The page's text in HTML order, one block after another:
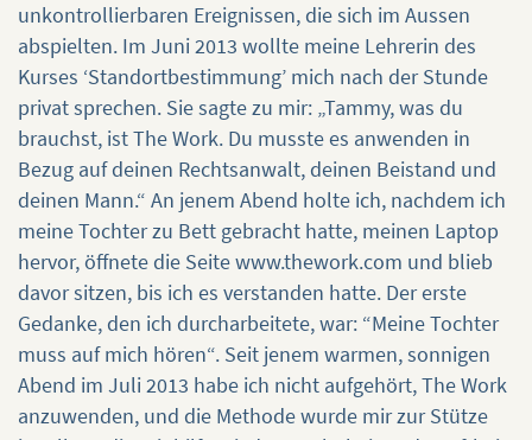
unkontrollierbaren Ereignissen, die sich im Aussen
abspielten. Im Juni 2013 wollte meine Lehrerin des
Kurses ‘Standortbestimmung’ mich nach der Stunde
privat sprechen. Sie sagte zu mir: „Tammy, was du
brauchst, ist The Work. Du musste es anwenden in
Bezug auf deinen Rechtsanwalt, deinen Beistand und
deinen Mann.“ An jenem Abend holte ich, nachdem ich
meine Tochter zu Bett gebracht hatte, meinen Laptop
hervor, öffnete die Seite www.thework.com und blieb
davor sitzen, bis ich es verstanden hatte. Der erste
Gedanke, den ich durcharbeitete, war: “Meine Tochter
muss auf mich hören“. Seit jenem warmen, sonnigen
Abend im Juli 2013 habe ich nicht aufgehört, The Work
anzuwenden, und die Methode wurde mir zur Stütze